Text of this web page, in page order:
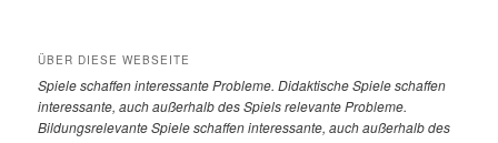
ÜBER DIESE WEBSEITE
Spieleschaffen interessante Probleme. Didaktische Spiele schaffen
interessante, auch außerhalb des Spiels relevante Probleme.
Bildungsrelevante Spiele schaffen interessante, auch außerhalb des